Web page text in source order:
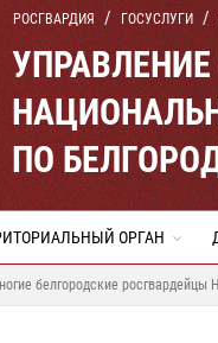
РОСГВАРДИЯ ГОСУСЛУГИ
ПО
ОРГАН
белгородские